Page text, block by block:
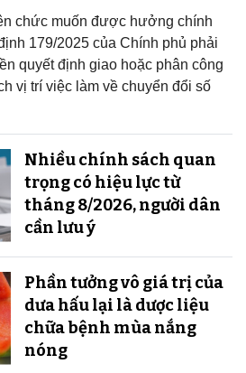
chức muốn được hưởng chính
179/2025 của Chính phủ phải
quyết định giao hoặc phân công
vị trí việc làm về chuyển đổi số
Nhiều chính sách quan
trọng có hiệu lực từ
tháng 8/2026, người dân
cần lưu ý
Phần tưởng vô giá trị của
dưa hấu lại là dược liệu
chữa bệnh mùa nắng
nóng